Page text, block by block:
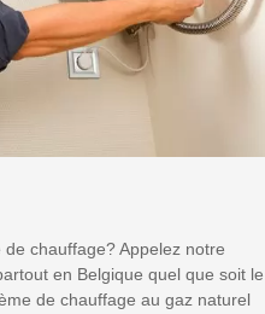
chauffage? Appelez notre
en Belgique quel que soit le
de chauffage au gaz naturel